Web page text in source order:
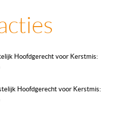
Hoofdgerecht voor Kerstmis:
Hoofdgerecht voor Kerstmis: